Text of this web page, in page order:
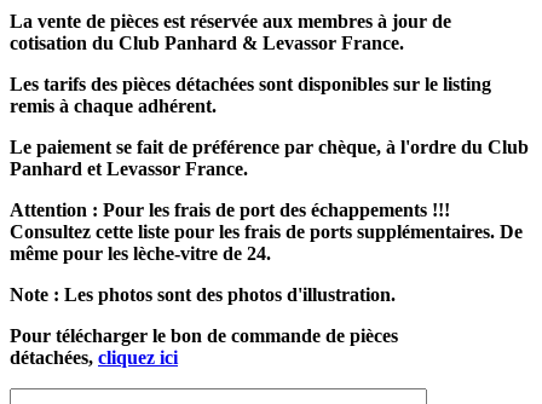
La vente de pièces est réservée aux membres à jour de
cotisation du Club Panhard & Levassor France.
Les tarifs des pièces détachées sont disponibles sur le listing
remis à chaque adhérent.
Le paiement se fait de préférence par chèque, à l'ordre du Club
Panhard et Levassor France.
Attention : Pour les frais de port des échappements !!!
Consultez cette liste pour les frais de ports supplémentaires. De
même pour les lèche-vitre de 24.
Note : Les photos sont des photos d'illustration.
Pour télécharger le bon de commande de pièces
détachées, cliquez ici